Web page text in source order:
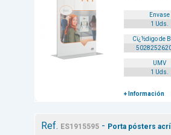
Envase
1 Uds.
Cï¿½digo de
UMV
1 Uds.
+ Información
Ref. ES1915595 - Porta pósters